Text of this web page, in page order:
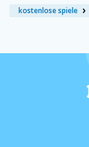
kostenlose spiele